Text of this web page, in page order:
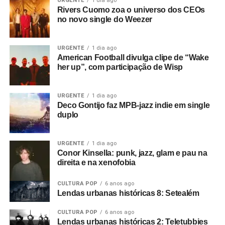
pretensões além da diversão.
Ah, sim: importante falar que
parte do repertório solo de Bruce há bastante tempo. Ele
a havia regravado em seu primeiro álbum solo,
millionaire, de 1990. Na época, teve até clipe da faixa.
não apenas foi um dos entrevistados como também teve
imagens de seu curta incluídas no filme.
A revistaArts & Music fez uma entrevista com Malcolm na
época, e descreveuJoy Division – A Malcolm Whitehead
Filmcomo um retrato de uma “Manchester perdida”. O site
FactoryRecords.org
pelo repórter Jamie Holman. E nós reproduzimos abaixo.
Pra entender mais o que está por trás do filme, é
importantíssimo.
amigo do Rob(Gretton)desde que trabalhávamos no
aeroporto e depois quando ele era DJ no Rafters. Eu
costumava ir lá assistir bandas e o Rob acabou
empresariando uma banda chamada The Panik. Eu
estava começando como cineasta na época, autodidata,
filmando em 8mm.
Rivers Cuomo zoa o universo dos CEOs
no novo single do Weezer
URGENTE 1 dia ago
American Football divulga clipe de “Wake
her up”, com participação de Wisp
URGENTE 1 dia ago
Deco Gontijo faz MPB-jazz indie em single
duplo
URGENTE 1 dia ago
Conor Kinsella: punk, jazz, glam e pau na
direita e na xenofobia
CULTURA POP 6 anos ago
Lendas urbanas históricas 8: Setealém
CULTURA POP 6 anos ago
Lendas urbanas históricas 2: Teletubbies